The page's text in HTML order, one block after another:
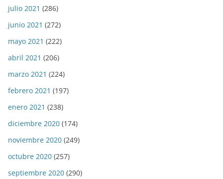
julio 2021 (286)
junio 2021 (272)
mayo 2021 (222)
abril 2021 (206)
marzo 2021 (224)
febrero 2021 (197)
enero 2021 (238)
diciembre 2020 (174)
noviembre 2020 (249)
octubre 2020 (257)
septiembre 2020 (290)